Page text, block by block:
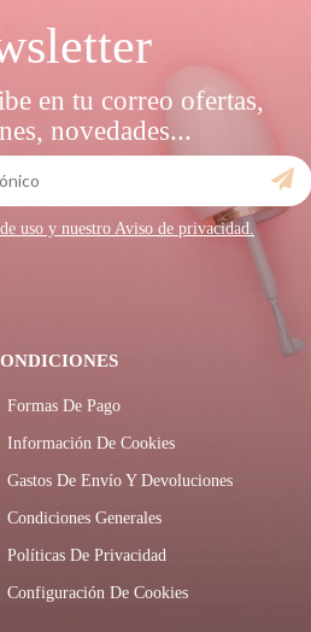
en tu correo ofertas,
novedades...
uso y nuestro Aviso de privacidad.
Formas De Pago
Información De Cookies
Gastos De Envío Y Devoluciones
Condiciones Generales
Políticas De Privacidad
Configuración De Cookies